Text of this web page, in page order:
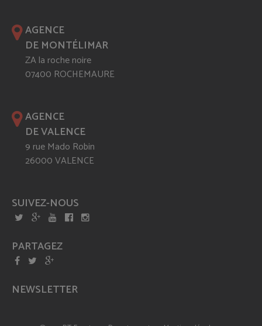
AGENCE
DE MONTÉLIMAR
ZA la roche noire
07400 ROCHEMAURE
AGENCE
DE VALENCE
9 rue Mado Robin
26000 VALENCE
SUIVEZ-NOUS
PARTAGEZ
NEWSLETTER